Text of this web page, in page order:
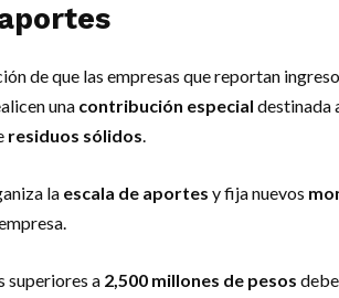
de que las empresas que reportan
una contribución especial destinada
residuos sólidos.
la escala de aportes y fija nuevos
superiores a 2,500 millones de pesos